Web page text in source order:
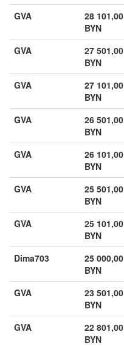
GVA
28 101,00
BYN
GVA
27 501,00
BYN
GVA
27 101,00
BYN
GVA
26 501,00
BYN
GVA
26 101,00
BYN
GVA
25 501,00
BYN
GVA
25 101,00
BYN
Dima703
25 000,00
BYN
GVA
23 501,00
BYN
GVA
22 801,00
BYN